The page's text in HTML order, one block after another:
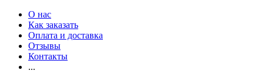
О нас
Как заказать
Оплата и доставка
Отзывы
Контакты
...